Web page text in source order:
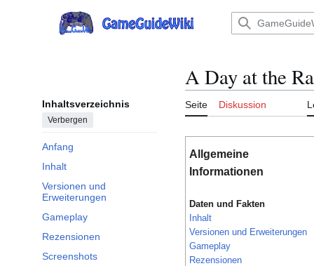
Hauptmenü
Inhaltsverzeichnis
Verbergen
Anfang
Inhalt
Versionen und
Erweiterungen
Gameplay
Rezensionen
Screenshots
A Day at the
Seite Diskussion
Allgemeine
Informationen
Daten und Fakten
Inhalt
Versionen und Erweiterungen
Gameplay
Rezensionen